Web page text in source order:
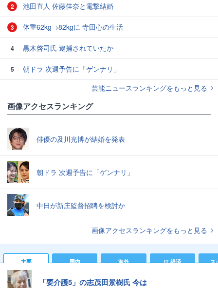
2 池田直人 佐藤佳奈と電撃結婚
3 体重62kg→82kgに 寺田心の生活
4 黒木啓司氏 逮捕されていたか
5
朝ドラ 次週予告に「ゲンナリ」
芸能ニュースランキングをもっと見る
画像アクセスランキング
俳優の及川光博が結婚を発表
朝ドラ 次週予告に「ゲンナリ」
中日が新庄監督招聘を検討か
画像アクセスランキングをもっと見る
主要 国内 海外 IT 経済 ス
「要介護5」の志茂田景樹氏 今は